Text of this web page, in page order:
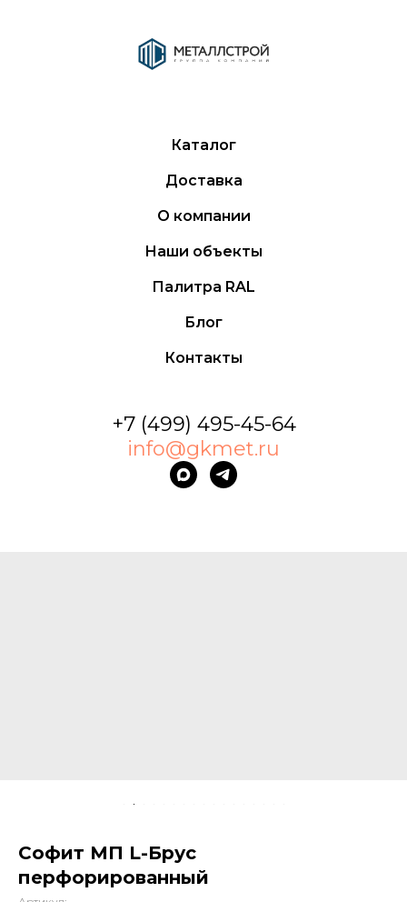
Каталог
Доставка
О компании
Наши объекты
Палитра RAL
Блог
Контакты
+7 (499) 495-45-64
info@gkmet.ru
Софит МП L-Брус
перфорированный